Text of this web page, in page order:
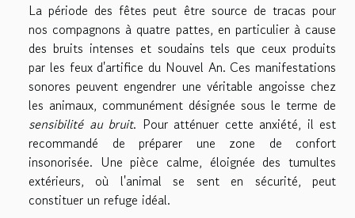
La période des fêtes peut être source de tracas pour
nos compagnons à quatre pattes, en particulier à cause
des bruits intenses et soudains tels que ceux produits
par les feux d'artifice du Nouvel An. Ces manifestations
sonores peuvent engendrer une véritable angoisse chez
les animaux, communément désignée sous le terme de
sensibilité au bruit. Pour atténuer cette anxiété, il est
recommandé de préparer une zone de confort
insonorisée. Une pièce calme, éloignée des tumultes
extérieurs, où l'animal se sent en sécurité, peut
constituer un refuge idéal.